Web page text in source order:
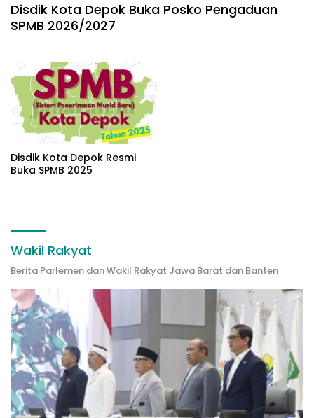
Disdik Kota Depok Buka Posko Pengaduan
SPMB 2026/2027
Disdik Kota Depok Resmi
Buka SPMB 2025
Wakil Rakyat
Berita Parlemen dan Wakil Rakyat Jawa Barat dan Banten